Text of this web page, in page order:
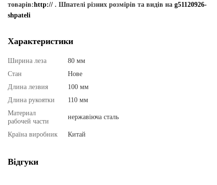
товарів:http:// . Шпателі різних розмірів та видів на g51120926-
shpateli
Характеристики
Ширина леза
80 мм
Стан
Нове
Длина лезвия
100 мм
Длина рукоятки
110 мм
Материал
рабочей части
нержавіюча сталь
Країна виробник Китай
Відгуки